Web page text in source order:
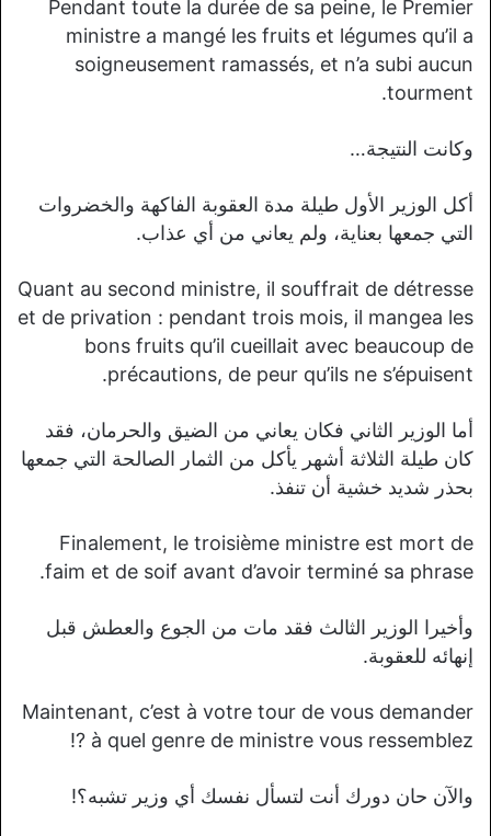
Pendant toute la durée de sa peine, le Premier
ministre a mangé les fruits et légumes qu’il a
soigneusement ramassés, et n’a subi aucun
tourment.
وكانت النتيجة…
أكل الوزير الأول طيلة مدة العقوبة الفاكهة والخضروات
التي جمعها بعناية، ولم يعاني من أي عذاب.
Quant au second ministre, il souffrait de détresse
et de privation : pendant trois mois, il mangea les
bons fruits qu’il cueillait avec beaucoup de
précautions, de peur qu’ils ne s’épuisent.
أما الوزير الثاني فكان يعاني من الضيق والحرمان، فقد
كان طيلة الثلاثة أشهر يأكل من الثمار الصالحة التي جمعها
بحذر شديد خشية أن تنفذ.
Finalement, le troisième ministre est mort de
faim et de soif avant d’avoir terminé sa phrase.
وأخيرا الوزير الثالث فقد مات من الجوع والعطش قبل
إنهائه للعقوبة.
Maintenant, c’est à votre tour de vous demander
à quel genre de ministre vous ressemblez ?!
والآن حان دورك أنت لتسأل نفسك أي وزير تشبه؟!